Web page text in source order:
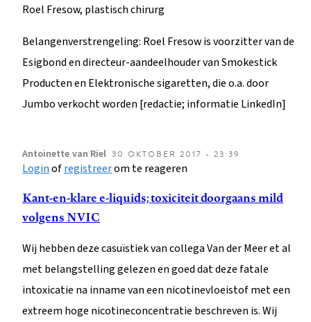
Roel Fresow, plastisch chirurg
Belangenverstrengeling: Roel Fresow is voorzitter van de
Esigbond en directeur-aandeelhouder van Smokestick
Producten en Elektronische sigaretten, die o.a. door
Jumbo verkocht worden [redactie; informatie LinkedIn]
Antoinette van Riel 30 OKTOBER 2017 - 23:39
Loginofregistreerom te reageren
Kant-en-klare e-liquids; toxiciteit doorgaans mild
volgens NVIC
Wij hebben deze casuïstiek van collega Van der Meer et al
met belangstelling gelezen en goed dat deze fatale
intoxicatie na inname van een nicotinevloeistof met een
extreem hoge nicotineconcentratie beschreven is. Wij